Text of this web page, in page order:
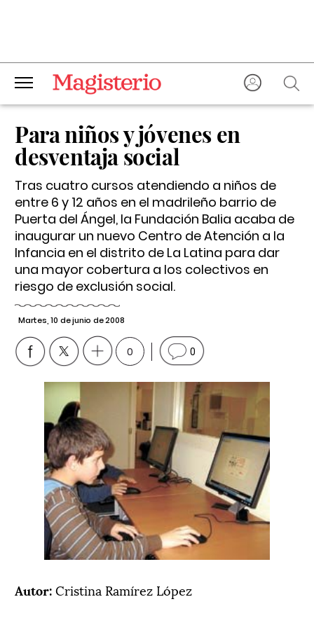
Para niños y jóvenes en
desventaja social
Tras cuatro cursos atendiendo a niños de
entre 6 y 12 años en el madrileño barrio de
Puerta del Ángel, la Fundación Balia acaba de
inaugurar un nuevo Centro de Atención a la
Infancia en el distrito de La Latina para dar
una mayor cobertura a los colectivos en
riesgo de exclusión social.
Martes, 10 de junio de 2008
0 0
Autor:Cristina Ramírez López